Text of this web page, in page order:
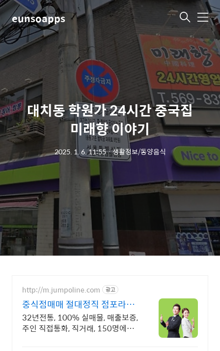
eunsoapps 메
대치동 학원가 24시간 중국집
미래향 이야기
2025. 1. 6. 11:55ㆍ생활정보/동양음식
http://m.jumpoline.com 광고
중식점매매 절대정직 점포라인
빠른 직거래 & 안전중개거래
32년전통, 100% 실매물, 매출보증,
주인 직접통화, 직거래, 150명에이